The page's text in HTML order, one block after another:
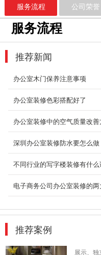
服务流程 公司荣誉
服务流程
推荐新闻
办公室木门保养注意事项
办公室装修色彩搭配好了
办公室装修中的空气质量改善
深圳办公室装修防水要怎么做
不同行业的写字楼装修有什么
电子商务公司办公室装修的
推荐案例
厂房办
深圳现
深圳市东
风格装修
供您...
2018-
大型办
这是一个
办公室
吧，休闲
展示、